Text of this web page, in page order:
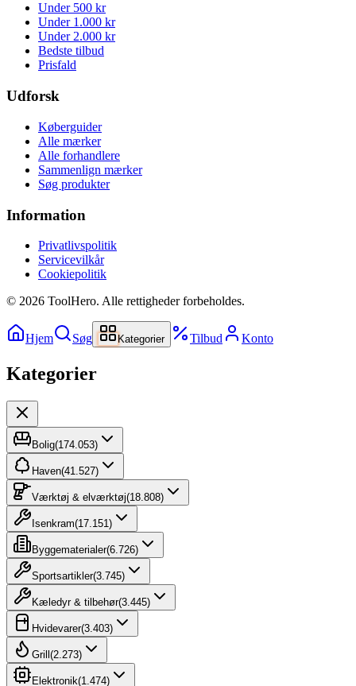
Under 500 kr
Under 1.000 kr
Under 2.000 kr
Bedste tilbud
Prisfald
Udforsk
Køberguider
Alle mærker
Alle forhandlere
Sammenlign mærker
Søg produkter
Information
Privatlivspolitik
Servicevilkår
Cookiepolitik
© 2026 ToolHero. Alle rettigheder forbeholdes.
Hjem Søg Kategorier Tilbud Konto
Kategorier
Bolig(174.053)
Haven(41.527)
Værktøj & elværktøj(18.808)
Isenkram(17.151)
Byggematerialer(6.726)
Sportsartikler(3.745)
Kæledyr & tilbehør(3.445)
Hvidevarer(3.403)
Grill (2.273)
Elektronik(1.474)